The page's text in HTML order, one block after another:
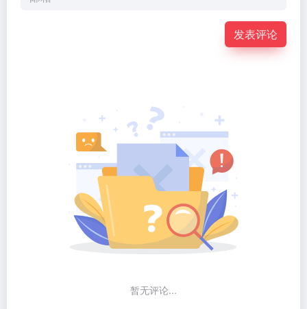
发表评论
暂无评论...